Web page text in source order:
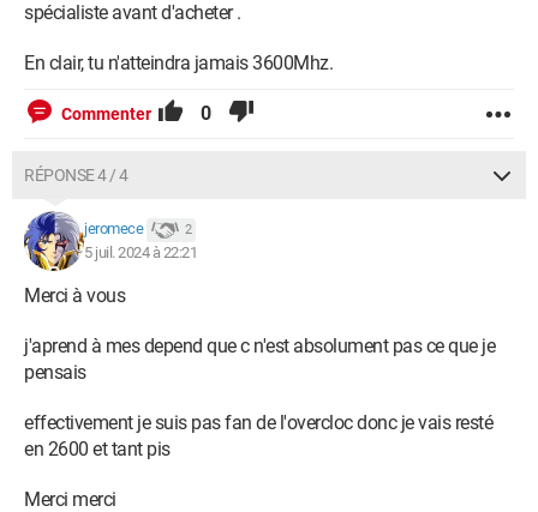
spécialiste avant d'acheter .
En clair, tu n'atteindra jamais 3600Mhz.
Commenter 0
RÉPONSE 4 / 4
jeromece 2
5 juil. 2024 à 22:21
Merci à vous
j'aprend à mes depend que c n'est absolument pas ce que je
pensais
effectivement je suis pas fan de l'overcloc donc je vais resté
en 2600 et tant pis
Merci merci